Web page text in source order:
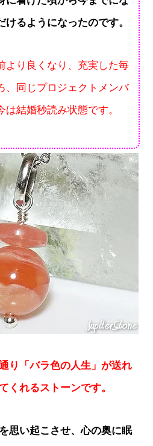
るようになったのです。
より良くなり、充実した毎
、同じプロジェクトメンバ
結婚秒読み状態です。
り「バラ色の人生」が送れ
くれるストーンです。
思い起こさせ、心の奥に眠